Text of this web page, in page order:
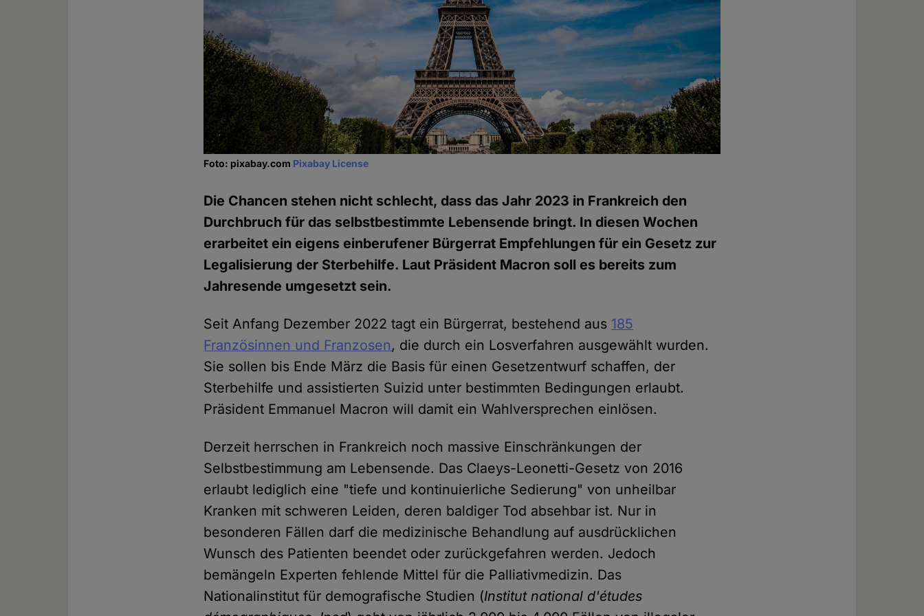
Foto: pixabay.com Pixabay License
Die Chancen stehen nicht schlecht, dass das Jahr 2023 in Frankreich den
Durchbruch für das selbstbestimmte Lebensende bringt. In diesen Wochen
erarbeitet ein eigens einberufener Bürgerrat Empfehlungen für ein Gesetz zur
Legalisierung der Sterbehilfe. Laut Präsident Macron soll es bereits zum
Jahresende umgesetzt sein.
Seit Anfang Dezember 2022 tagt ein Bürgerrat, bestehend aus 185
Französinnen und Franzosen, die durch ein Losverfahren ausgewählt wurden.
Sie sollen bis Ende März die Basis für einen Gesetzentwurf schaffen, der
Sterbehilfe und assistierten Suizid unter bestimmten Bedingungen erlaubt.
Präsident Emmanuel Macron will damit ein Wahlversprechen einlösen.
Derzeit herrschen in Frankreich noch massive Einschränkungen der
Selbstbestimmung am Lebensende. Das Claeys-Leonetti-Gesetz von 2016
erlaubt lediglich eine "tiefe und kontinuierliche Sedierung" von unheilbar
Kranken mit schweren Leiden, deren baldiger Tod absehbar ist. Nur in
besonderen Fällen darf die medizinische Behandlung auf ausdrücklichen
Wunsch des Patienten beendet oder zurückgefahren werden. Jedoch
bemängeln Experten fehlende Mittel für die Palliativmedizin. Das
Nationalinstitut für demografische Studien (Institut national d'études